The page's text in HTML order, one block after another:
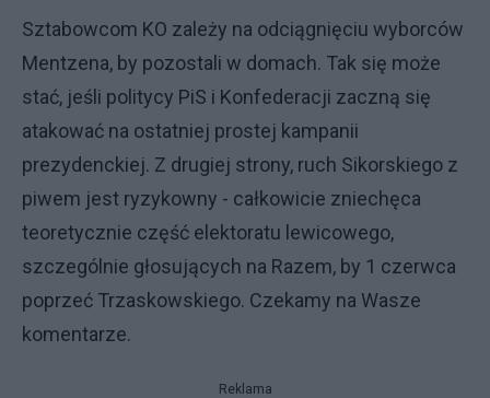
Sztabowcom KO zależy na odciągnięciu wyborców
Mentzena, by pozostali w domach. Tak się może
stać, jeśli politycy PiS i Konfederacji zaczną się
atakować na ostatniej prostej kampanii
prezydenckiej. Z drugiej strony, ruch Sikorskiego z
piwem jest ryzykowny - całkowicie zniechęca
teoretycznie część elektoratu lewicowego,
szczególnie głosujących na Razem, by 1 czerwca
poprzeć Trzaskowskiego. Czekamy na Wasze
komentarze.
Reklama